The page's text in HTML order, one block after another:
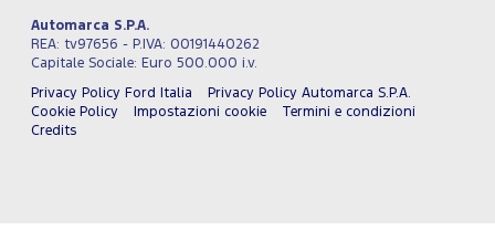
Automarca S.P.A.
REA: tv97656 - P.IVA: 00191440262
Capitale Sociale: Euro 500.000 i.v.
Privacy Policy Ford Italia
Privacy Policy Automarca S.P.A.
Cookie Policy
Impostazioni cookie
Termini e condizioni
Credits